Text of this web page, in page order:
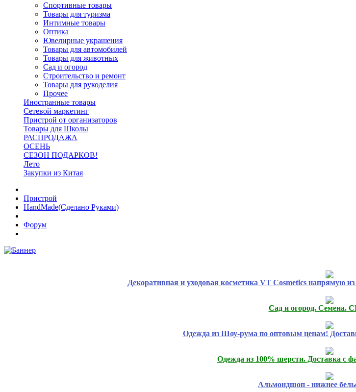
Спортивные товары
Товары для туризма
Интимные товары
Оптика
Ювелирные украшения
Товары для автомобилей
Товары для животных
Сад и огород
Строительство и ремонт
Товары для рукоделия
Прочее
Иностранные товары
Сетевой маркетинг
Пристрой от организаторов
Товары для Школы
РАСПРОДАЖА
ОСЕНЬ
СЕЗОН ПОДАРКОВ!
Лето
Закупки из Китая
Пристрой
HandMade(Сделано Руками)
Форум
Декоративная и уходовая косметика VT Cosmetics
Сад и огород. Семена.
Одежда из Шоу-рума по оптовым ценам!
Одежда из 100% шерсти. Доставка с
Альмондшоп - нижнее